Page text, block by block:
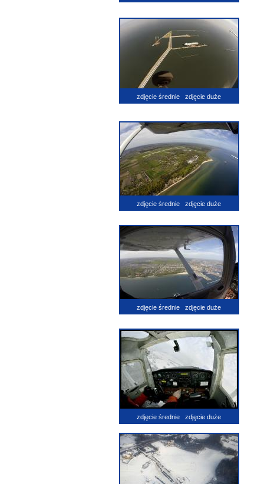
zdjęcie średnie zdjęcie duże
zdjęcie średnie zdjęcie duże
zdjęcie średnie zdjęcie duże
zdjęcie średnie zdjęcie duże